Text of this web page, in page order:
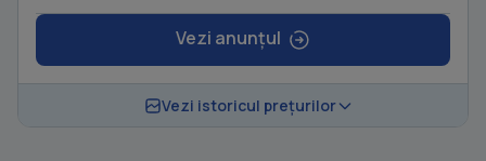
Vezi anunțul
Vezi istoricul prețurilor